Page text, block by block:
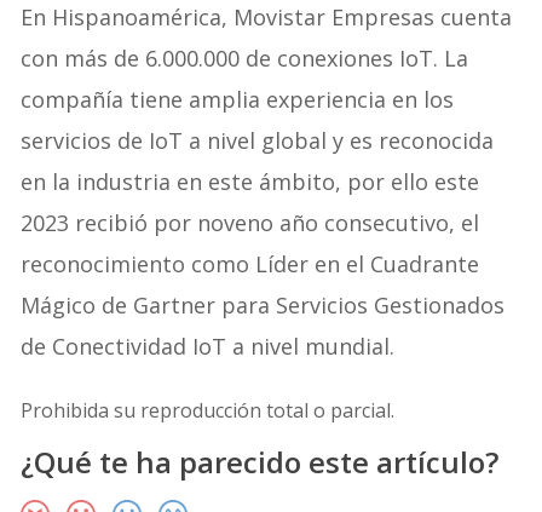
En Hispanoamérica, Movistar Empresas cuenta
con más de 6.000.000 de conexiones IoT. La
compañía tiene amplia experiencia en los
servicios de IoT a nivel global y es reconocida
en la industria en este ámbito, por ello este
2023 recibió por noveno año consecutivo, el
reconocimiento como Líder en el Cuadrante
Mágico de Gartner para Servicios Gestionados
de Conectividad IoT a nivel mundial.
Prohibida su reproducción total o parcial.
¿Qué te ha parecido este artículo?